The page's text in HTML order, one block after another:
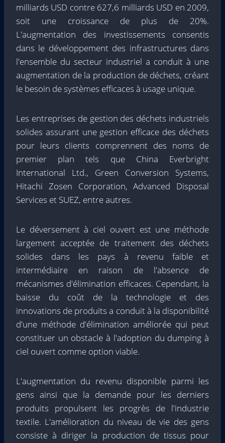
milliards USD contre 627,6 milliards USD en 2009,
soit une croissance de plus de 20%.
L'augmentation des investissements consentis
dans le développement des infrastructures dans
l'ensemble du secteur industriel a conduit à une
augmentation de la production de déchets, créant
le besoin de systèmes efficaces à usage unique.
Les entreprises de gestion des déchets industriels
solides assurant une gestion efficace des déchets
pour leurs clients comprennent des noms de
premier plan tels que China Everbright
International Ltd., Green Conversion Systems,
Hitachi Zosen Corporation, Advanced Disposal
Services et SUEZ, entre autres.
Le déversement à ciel ouvert est une méthode
largement acceptée de traitement des déchets
solides dans les pays à revenu faible et
intermédiaire en raison de l'absence de
mécanismes d'élimination efficaces. Cependant, la
baisse du coût de la technologie et des
innovations de produits a conduit à la disponibilité
d'une méthode d'élimination améliorée qui peut
constituer un obstacle à l'adoption du dumping à
ciel ouvert comme option viable.
L'augmentation du revenu disponible parmi les
gens ainsi que la demande pour les derniers
produits propulsent les progrès de l'industrie
textile. L'amélioration du niveau de vie des gens
consiste à diriger la production de tissus pour